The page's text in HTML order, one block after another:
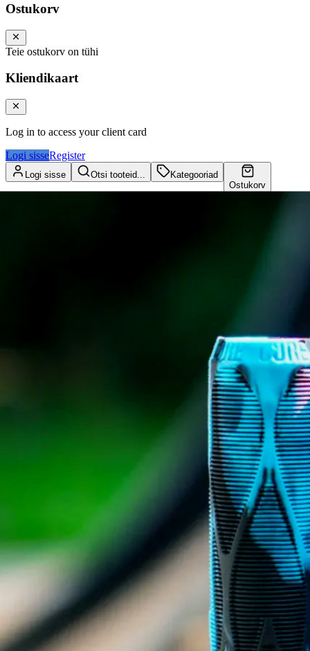
Ostukorv
Teie ostukorv on tühi
Kliendikaart
Log in to access your client card
Logi sisseRegister
Logi sisse Otsi tooteid...
Kategooriad
Ostukorv